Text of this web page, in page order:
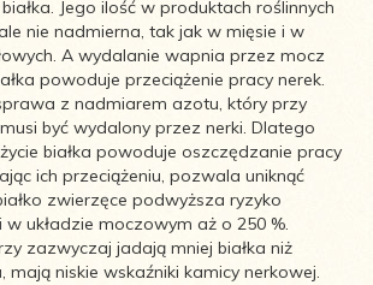
Jego ilość w produktach roślinnych
nie nadmierna, tak jak w mięsie i w
A wydalanie wapnia przez mocz
powoduje przeciążenie pracy nerek.
z nadmiarem azotu, który przy
być wydalony przez nerki. Dlatego
białka powoduje oszczędzanie pracy
ich przeciążeniu, pozwala uniknąć
zwierzęce podwyższa ryzyko
układzie moczowym aż o 250 %.
zazwyczaj jadają mniej białka niż
mają niskie wskaźniki kamicy nerkowej.